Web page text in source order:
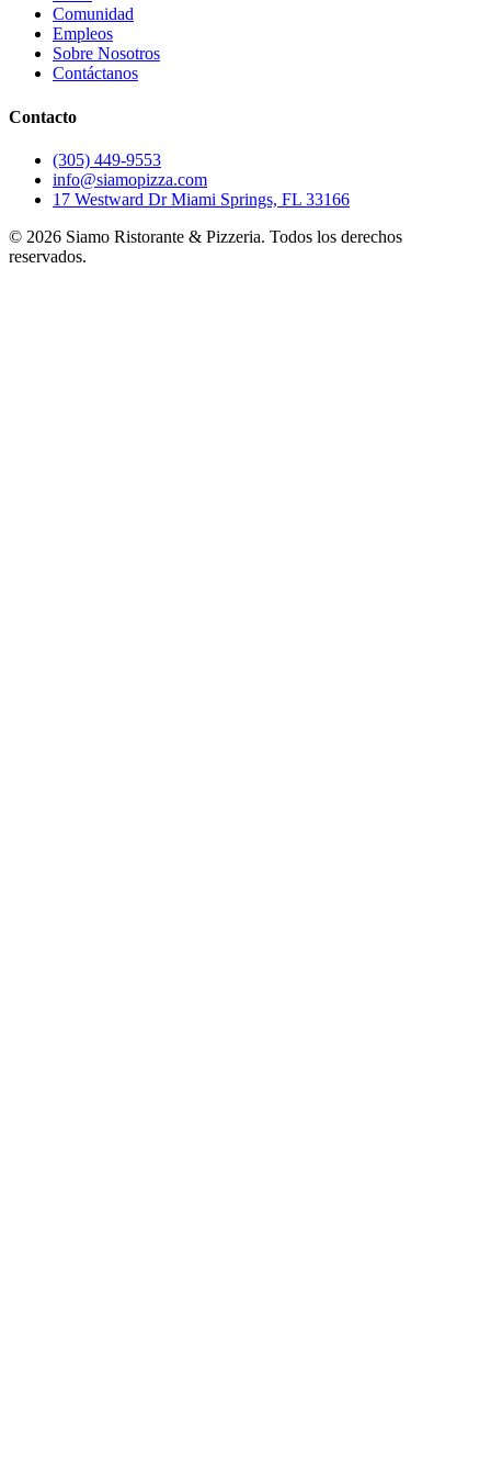
Comunidad
Empleos
Sobre Nosotros
Contáctanos
Contacto
(305) 449-9553
info@siamopizza.com
17 Westward Dr Miami Springs, FL 33166
© 2026 Siamo Ristorante & Pizzeria. Todos los derechos
reservados.